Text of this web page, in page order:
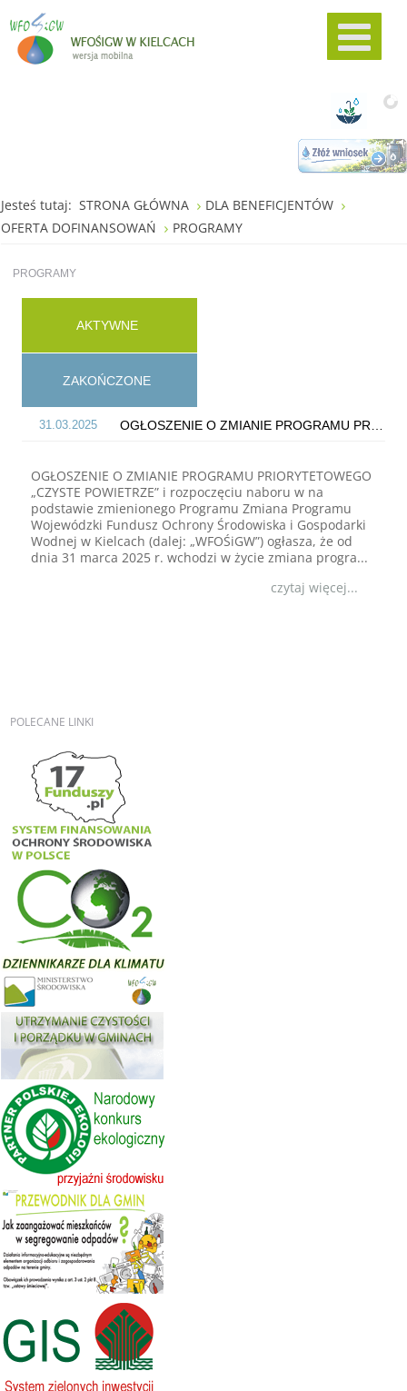
Jesteś tutaj: STRONA GŁÓWNA
DLA BENEFICJENTÓW
OFERTA DOFINANSOWAŃ
PROGRAMY
PROGRAMY
AKTYWNE
ZAKOŃCZONE
31.03.2025
OGŁOSZENIE O ZMIANIE PROGRAMU PRIORYTETOWEGO
„CZYSTE POWIETRZE” i rozpoczęciu naboru w na
podstawie zmienionego Programu Zmiana Programu
Wojewódzki Fundusz Ochrony Środowiska i Gospodarki
Wodnej w Kielcach (dalej: „WFOŚiGW”) ogłasza, że od
dnia 31 marca 2025 r. wchodzi w życie zmiana progra...
czytaj więcej...
Fundusz Ochrony Środowiska i Gospodarki Wodnej w
29.02.2024
Wojewódzki Fundusz Ochrony Środowiska i Gospodarki
Wodnej w Kielcach ogłasza nabór wniosków w trybie
konkursowym na 2024-2025 z dziedziny INNE DZIAŁANIA
EDUKACJA EKOLOGICZNA na dofinansowanie
zdań/projektów realizowanych na terenie województwa
święto...
Forma naboru – nabór ciągły rozpoczyna się w dniu 16
marca 2018 r. i trwał będzie do wyczerpania środków
finansowych lub do decyzji Zarządu Wojewódzkiego
Funduszu o zawieszeniu lub zakończeniu naboru,
jednak nie później niż do dnia 15 październ...
30.03.2018
Forma naboru – nabór ciągły rozpoczyna się w dniu 30
marca 2018 r. i trwał będzie do wyczerpania środków
finansowych lub do decyzji Zarządu Wojewódzkiego
Funduszu o zakończeniu naboru. "Dofinansowanie
zakupu i montażu przydomowych o...
28.02.2018
POLECANE LINKI